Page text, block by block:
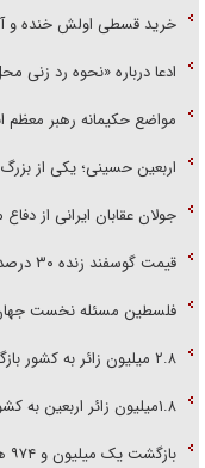
خرید قسطی اولش خنده و
ادعا درباره «نحوه رد زنی
مواضع حکیمانه رهبر معظم
اربعین حسینی؛ یکی از
جولان عقابان ایرانی از
قیمت گوسفند زنده ۳۰ درصد کاهش یافت؛ گوشت ارزان نشد
فلسطین مسئله نخست
۲.۸ میلیون زائر به کشور بازگشتند
۱.۸میلیون زائر اربعین به کشور بازگشتند
بازگشت یک میلیون و ۹۷۴ هزار زائر اربعین به کشور